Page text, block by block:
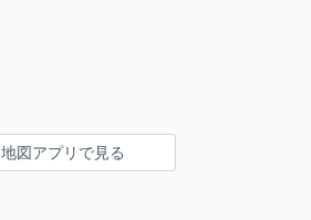
地図アプリで見る